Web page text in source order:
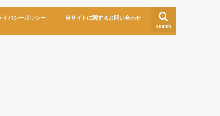
search
イバシーポリシー 当サイトに関するお問い合わせ